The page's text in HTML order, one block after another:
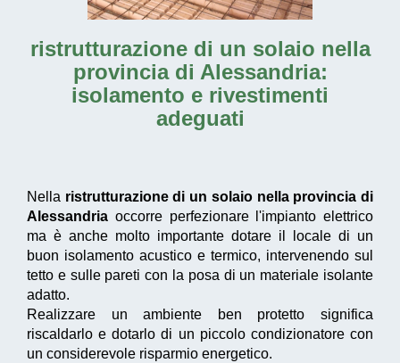
ristrutturazione di un solaio nella
provincia di Alessandria:
isolamento e rivestimenti
adeguati
Nella ristrutturazione di un solaio nella provincia di
Alessandria occorre perfezionare l'impianto elettrico
ma è anche molto importante dotare il locale di un
buon isolamento acustico e termico, intervenendo sul
tetto e sulle pareti con la posa di un materiale isolante
adatto.
Realizzare un ambiente ben protetto significa
riscaldarlo e dotarlo di un piccolo condizionatore con
un considerevole risparmio energetico.